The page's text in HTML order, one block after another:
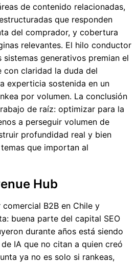
de contenido relacionadas,
que responden
del comprador, y cobertura
relevantes. El hilo conductor
generativos premian el
con claridad la duda del
experticia sostenida en un
por volumen. La conclusión
de raíz: optimizar para la
a perseguir volumen de
profundidad real y bien
que importan al
Hub
B2B en Chile y
buena parte del capital SEO
durante años está siendo
IA que no citan a quien creó
ya no es solo si rankeas,